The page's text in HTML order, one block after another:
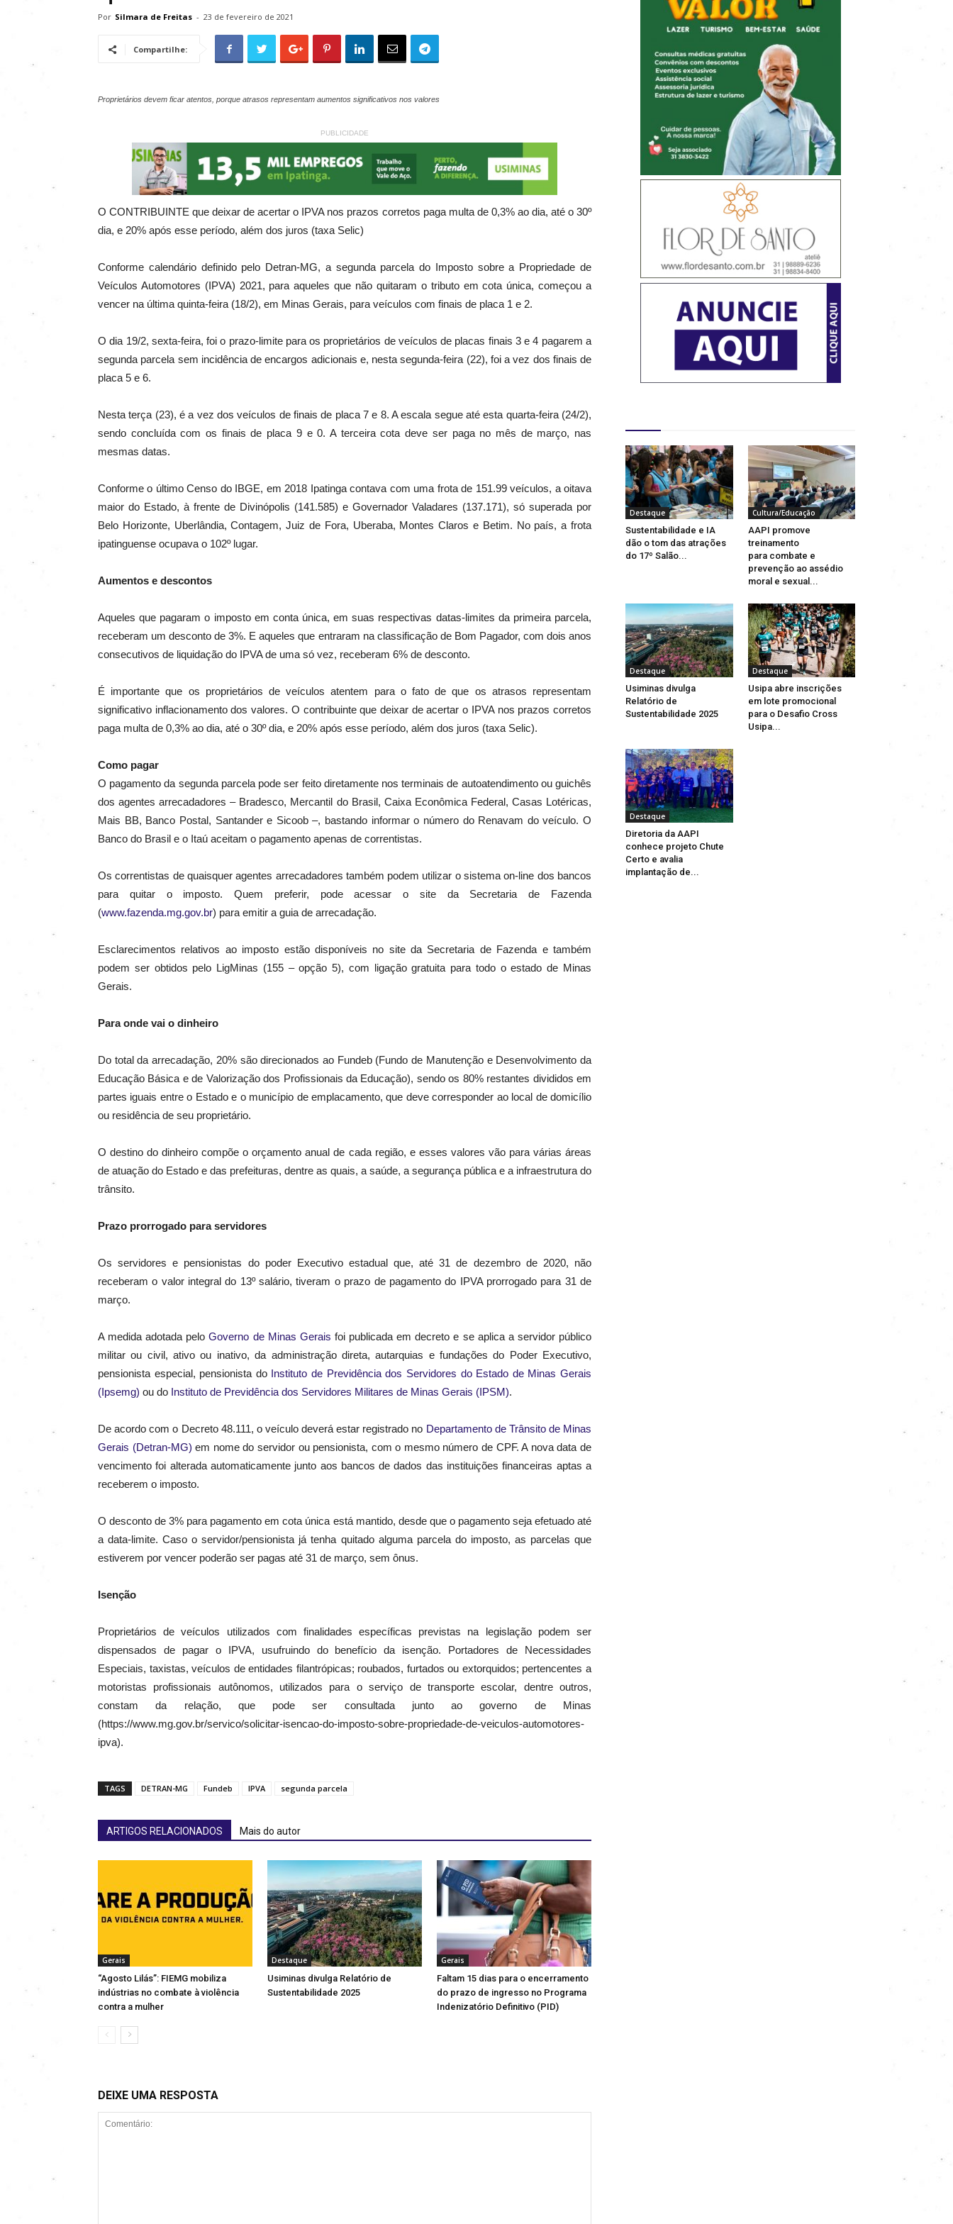
Por Silmara de Freitas - 23 de fevereiro de 2021
Compartilhe:
Proprietários devem ficar atentos, porque atrasos representam aumentos significativos nos valores
PUBLICIDADE
O CONTRIBUINTE que deixar de acertar o IPVA nos prazos corretos paga multa de 0,3% ao dia, até o 30º
dia, e 20% após esse período, além dos juros (taxa Selic)
Conforme calendário definido pelo Detran-MG, a segunda parcela do Imposto sobre a Propriedade de
Veículos Automotores (IPVA) 2021, para aqueles que não quitaram o tributo em cota única, começou a
vencer na última quinta-feira (18/2), em Minas Gerais, para veículos com finais de placa 1 e 2.
O dia 19/2, sexta-feira, foi o prazo-limite para os proprietários de veículos de placas finais 3 e 4 pagarem a
segunda parcela sem incidência de encargos adicionais e, nesta segunda-feira (22), foi a vez dos finais de
placa 5 e 6.
Nesta terça (23), é a vez dos veículos de finais de placa 7 e 8. A escala segue até esta quarta-feira (24/2),
sendo concluída com os finais de placa 9 e 0. A terceira cota deve ser paga no mês de março, nas
mesmas datas.
Conforme o último Censo do IBGE, em 2018 Ipatinga contava com uma frota de 151.99 veículos, a oitava
maior do Estado, à frente de Divinópolis (141.585) e Governador Valadares (137.171), só superada por
Belo Horizonte, Uberlândia, Contagem, Juiz de Fora, Uberaba, Montes Claros e Betim. No país, a frota
ipatinguense ocupava o 102º lugar.
Aumentos e descontos
Aqueles que pagaram o imposto em conta única, em suas respectivas datas-limites da primeira parcela,
receberam um desconto de 3%. E aqueles que entraram na classificação de Bom Pagador, com dois anos
consecutivos de liquidação do IPVA de uma só vez, receberam 6% de desconto.
É importante que os proprietários de veículos atentem para o fato de que os atrasos representam
significativo inflacionamento dos valores. O contribuinte que deixar de acertar o IPVA nos prazos corretos
paga multa de 0,3% ao dia, até o 30º dia, e 20% após esse período, além dos juros (taxa Selic).
Como pagar
O pagamento da segunda parcela pode ser feito diretamente nos terminais de autoatendimento ou guichês
dos agentes arrecadadores – Bradesco, Mercantil do Brasil, Caixa Econômica Federal, Casas Lotéricas,
Mais BB, Banco Postal, Santander e Sicoob –, bastando informar o número do Renavam do veículo. O
Banco do Brasil e o Itaú aceitam o pagamento apenas de correntistas.
Os correntistas de quaisquer agentes arrecadadores também podem utilizar o sistema on-line dos bancos
para quitar o imposto. Quem preferir, pode acessar o site da Secretaria de Fazenda
(www.fazenda.mg.gov.br) para emitir a guia de arrecadação.
Esclarecimentos relativos ao imposto estão disponíveis no site da Secretaria de Fazenda e também
podem ser obtidos pelo LigMinas (155 – opção 5), com ligação gratuita para todo o estado de Minas
Gerais.
Para onde vai o dinheiro
Do total da arrecadação, 20% são direcionados ao Fundeb (Fundo de Manutenção e Desenvolvimento da
Educação Básica e de Valorização dos Profissionais da Educação), sendo os 80% restantes divididos em
partes iguais entreo Estado e o município de emplacamento, que deve corresponder ao local de domicílio
ou residência de seu proprietário.
O destino do dinheiro compõe o orçamento anual de cada região, e esses valores vão para várias áreas
de atuação do Estado e das prefeituras, dentre as quais, a saúde, a segurança pública e a infraestrutura do
trânsito.
Prazo prorrogado para servidores
Os servidores e pensionistas do poder Executivo estadual que, até 31 de dezembro de 2020, não
receberam o valor integral do 13º salário, tiveram o prazo de pagamento do IPVA prorrogado para 31 de
março.
A medida adotada peloGoverno de Minas Gerais foi publicada em decreto e se aplica a servidor público
militar ou civil, ativo ou inativo, da administração direta, autarquias e fundações do Poder Executivo,
pensionista especial, pensionista do Instituto de Previdência dos Servidores do Estado de Minas Gerais
(Ipsemg) ou do Instituto de Previdência dos Servidores Militares de Minas Gerais (IPSM).
De acordo com o Decreto 48.111, o veículo deverá estar registrado no Departamento de Trânsito de Minas
Gerais (Detran-MG) em nome do servidor ou pensionista, com o mesmo número de CPF. A nova data de
vencimento foi alterada automaticamente junto aos bancos de dados das instituições financeiras aptas a
receberem o imposto.
O desconto de 3% para pagamento em cota única está mantido, desde que o pagamento seja efetuado até
a data-limite. Caso o servidor/pensionista já tenha quitado alguma parcela do imposto, as parcelas que
estiverem por vencer poderão ser pagas até 31 de março, sem ônus.
Isenção
Proprietários de veículos utilizados com finalidades específicas previstas na legislação podem ser
dispensados de pagar o IPVA, usufruindo do benefício da isenção. Portadores de Necessidades
Especiais, taxistas, veículos de entidades filantrópicas; roubados, furtados ou extorquidos; pertencentes a
motoristas profissionais autônomos, utilizados para o serviço de transporte escolar, dentre outros,
constam da relação, que pode ser consultada junto ao governo de Minas
(https://www.mg.gov.br/servico/solicitar-isencao-do-imposto-sobre-propriedade-de-veiculos-automotores-
ipva).
TAGS DETRAN-MG Fundeb IPVA segunda parcela
ARTIGOS RELACIONADOS Mais do autor
Gerais
“Agosto Lilás”: FIEMG mobiliza
indústrias no combate à violência
contra a mulher
Destaque
Usiminas divulga Relatório de
Sustentabilidade 2025
Gerais
Faltam 15 dias para o encerramento
do prazo de ingresso no Programa
Indenizatório Definitivo (PID)
DEIXE UMA RESPOSTA
Destaque
Sustentabilidade e IA
dão o tom das atrações
do 17º Salão...
Cultura/Educação
AAPI promove
treinamento
para combate e
prevenção ao assédio
moral e sexual...
Destaque
Usiminas divulga
Relatório de
Sustentabilidade 2025
Destaque
Usipa abre inscrições
em lote promocional
para o Desafio Cross
Usipa...
Destaque
Diretoria da AAPI
conhece projeto Chute
Certo e avalia
implantação de...